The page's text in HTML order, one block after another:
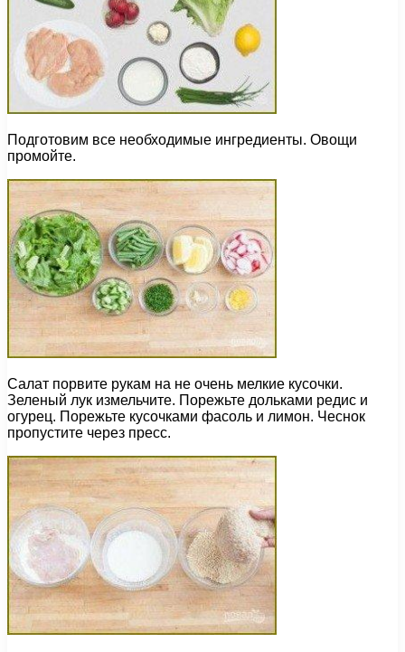
Подготовим все необходимые ингредиенты. Овощи
промойте.
Салат порвите рукам на не очень мелкие кусочки.
Зеленый лук измельчите. Порежьте дольками редис и
огурец. Порежьте кусочками фасоль и лимон. Чеснок
пропустите через пресс.